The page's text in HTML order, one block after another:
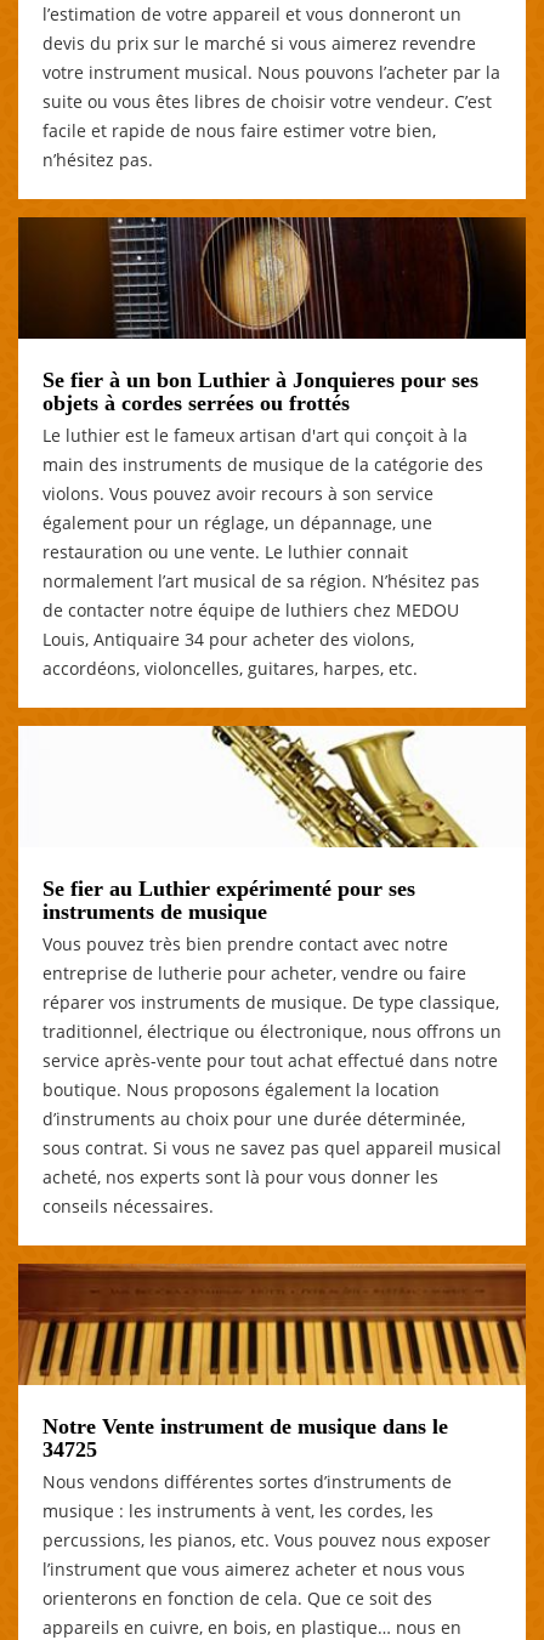
l’estimation de votre appareil et vous donneront un
devis du prix sur le marché si vous aimerez revendre
votre instrument musical. Nous pouvons l’acheter par la
suite ou vous êtes libres de choisir votre vendeur. C’est
facile et rapide de nous faire estimer votre bien,
n’hésitez pas.
Se fier à un bon Luthier à Jonquieres pour ses
objets à cordes serrées ou frottés
Le luthier est le fameux artisan d'art qui conçoit à la
main des instruments de musique de la catégorie des
violons. Vous pouvez avoir recours à son service
également pour un réglage, un dépannage, une
restauration ou une vente. Le luthier connait
normalement l’art musical de sa région. N’hésitez pas
de contacter notre équipe de luthiers chez MEDOU
Louis, Antiquaire 34 pour acheter des violons,
accordéons, violoncelles, guitares, harpes, etc.
Se fier au Luthier expérimenté pour ses
instruments de musique
Vous pouvez très bien prendre contact avec notre
entreprise de lutherie pour acheter, vendre ou faire
réparer vos instruments de musique. De type classique,
traditionnel, électrique ou électronique, nous offrons un
service après-vente pour tout achat effectué dans notre
boutique. Nous proposons également la location
d’instruments au choix pour une durée déterminée,
sous contrat. Si vous ne savez pas quel appareil musical
acheté, nos experts sont là pour vous donner les
conseils nécessaires.
Notre Vente instrument de musique dans le
34725
Nous vendons différentes sortes d’instruments de
musique : les instruments à vent, les cordes, les
percussions, les pianos, etc. Vous pouvez nous exposer
l’instrument que vous aimerez acheter et nous vous
orienterons en fonction de cela. Que ce soit des
appareils en cuivre, en bois, en plastique… nous en